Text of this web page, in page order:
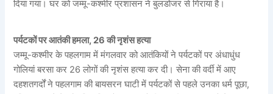
दिया गया। घर को जम्मू-कश्मीर प्रशासन ने बुलडोजर से गिराया है।
पर्यटकों पर आतंकी हमला, 26 की नृशंस हत्या
जम्मू-कश्मीर के पहलगाम में मंगलवार को आतंकियों ने पर्यटकों पर अंधाधुंध
गोलियां बरसा कर 26 लोगों की नृशंस हत्या कर दी। सेना की वर्दी में आए
दहशतगर्दों ने पहलगाम की बायसरन घाटी में पर्यटकों से पहले उनका धर्म पूछा,